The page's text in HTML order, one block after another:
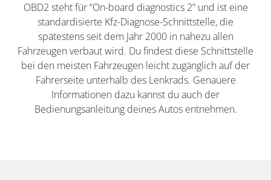
OBD2 steht für “On-board diagnostics 2” und ist eine
standardisierte Kfz-Diagnose-Schnittstelle, die
spätestens seit dem Jahr 2000 in nahezu allen
Fahrzeugen verbaut wird. Du findest diese Schnittstelle
bei den meisten Fahrzeugen leicht zugänglich auf der
Fahrerseite unterhalb des Lenkrads. Genauere
Informationen dazu kannst du auch der
Bedienungsanleitung deines Autos entnehmen.